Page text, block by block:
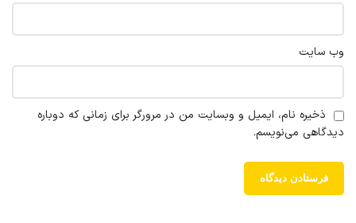
وب‌ سایت
ذخیره نام، ایمیل و وبسایت من در مرورگر برای زمانی که دوباره
دیدگاهی می‌نویسم.